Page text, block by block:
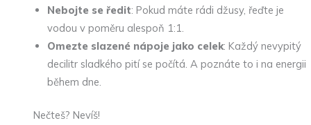
Nebojte se ředit: Pokud máte rádi džusy, řeďte je
vodou v poměru alespoň 1:1.
Omezte slazené nápoje jako celek: Každý nevypitý
decilitr sladkého pití se počítá. A poznáte to i na energii
během dne.
Nečteš? Nevíš!